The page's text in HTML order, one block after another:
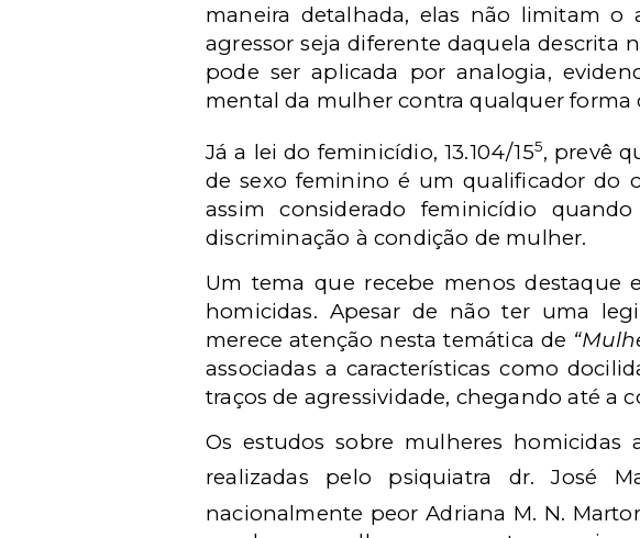
maneira detalhada, elas não limitam
agressor seja diferente daquela descrita
pode ser aplicada por analogia,
mental da mulher contra qualquer forma
Já a lei do feminicídio, 13.104/155, prevê
de sexo feminino é um qualificador do
assim considerado feminicídio
discriminação à condição de mulher.
Um tema que recebe menos destaque
homicidas. Apesar de não ter uma
merece atenção nesta temática de
associadas a características como
traços de agressividade, chegando até a
Os estudos sobre mulheres homicidas
realizadas pelo psiquiatra dr. José
nacionalmente peor Adriana M. N.